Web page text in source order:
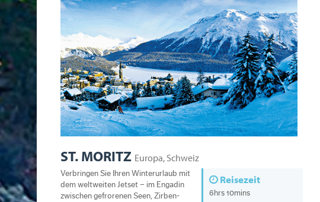
ST. MORITZ Europa, Schweiz
Reisezeit
6hrs 10mins
Verbringen Sie Ihren Winterurlaub mit
dem weltweiten Jetset – im Engadin
zwischen gefrorenen Seen, Zirben-